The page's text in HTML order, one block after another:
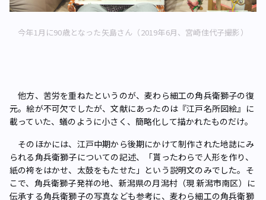
今年1月に90歳となった矢島さん（2019年6月、宮崎佳代子撮影）
他方、苦労を重ねたというのが、麦わら細工の角兵衛獅子の復
元。絵が不可欠でしたが、文献にあったのは『江戸名所図絵』に
載っていた、蟻のように小さく、簡略化して描かれたものだけ。
そのほかには、江戸中期から後期にかけて制作された地誌にみ
られる角兵衛獅子についての記述、「貰ったわらで人形を作り、
紙の袴をはかせ、太鼓をもたせた」という説明文のみでした。そ
こで、角兵衛獅子発祥の地、新潟県の月潟村（現 新潟市南区）に
伝承する角兵衛獅子の写真なども参考に、麦わら細工の角兵衛獅